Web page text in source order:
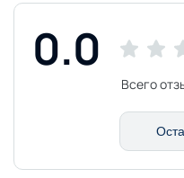
0.0
Всего